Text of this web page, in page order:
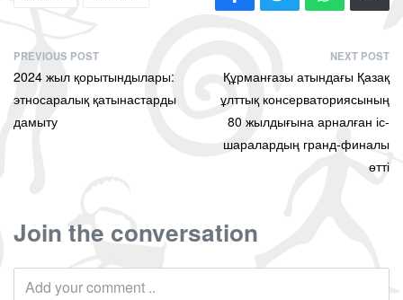
PREVIOUS POST
2024 жыл қорытындылары:
этносаралық қатынастарды
дамыту
NEXT POST
Құрманғазы атындағы Қазақ
ұлттық консерваториясының
80 жылдығына арналған іс-
шаралардың гранд-финалы
өтті
Join the conversation